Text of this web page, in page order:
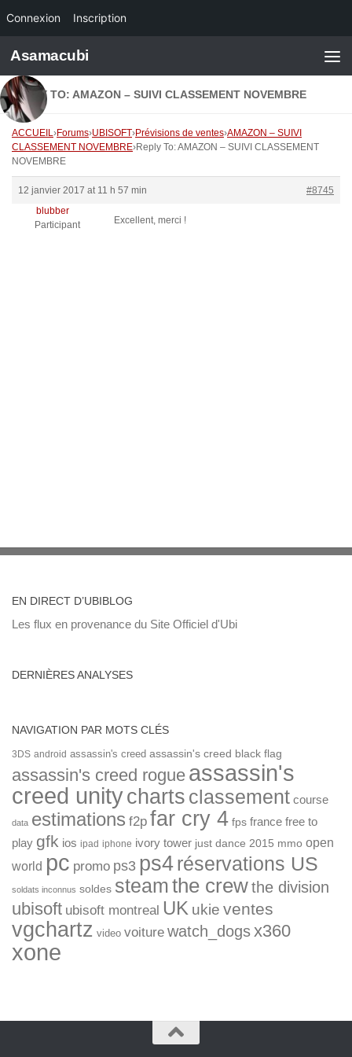
Connexion Inscription
Skip to content
Asamacubi
REPLY TO: AMAZON – SUIVI CLASSEMENT NOVEMBRE
ACCUEIL›Forums›UBISOFT›Prévisions de ventes›AMAZON – SUIVI
CLASSEMENT NOVEMBRE›Reply To: AMAZON – SUIVI CLASSEMENT
NOVEMBRE
12 janvier 2017 at 11 h 57 min
#8745
blubber
Participant
Excellent, merci !
EN DIRECT D’UBIBLOG
Les flux en provenance du Site Officiel d'Ubi
DERNIÈRES ANALYSES
NAVIGATION PAR MOTS CLÉS
3DS android assassin's creed assassin's creed black flag
assassin's creed rogue assassin's
creed unitycharts classement course
data estimations f2p far cry 4 fps france free to
play gfk ios ipad iphone ivory tower just dance 2015 mmo open
world pc promo ps3 ps4réservations US
soldats inconnus soldes steamthe crewthe division
ubisoft ubisoft montreal UK ukie ventes
vgchartz video voiture watch_dogsx360
xone